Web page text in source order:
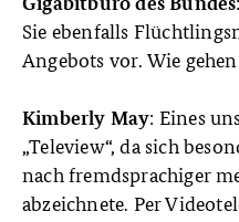
Sie ebenfalls
Angebots vor. Wie
Kimberly May: Eines
„Teleview“, da sich
nach fremdsprachiger
abzeichnete. Per